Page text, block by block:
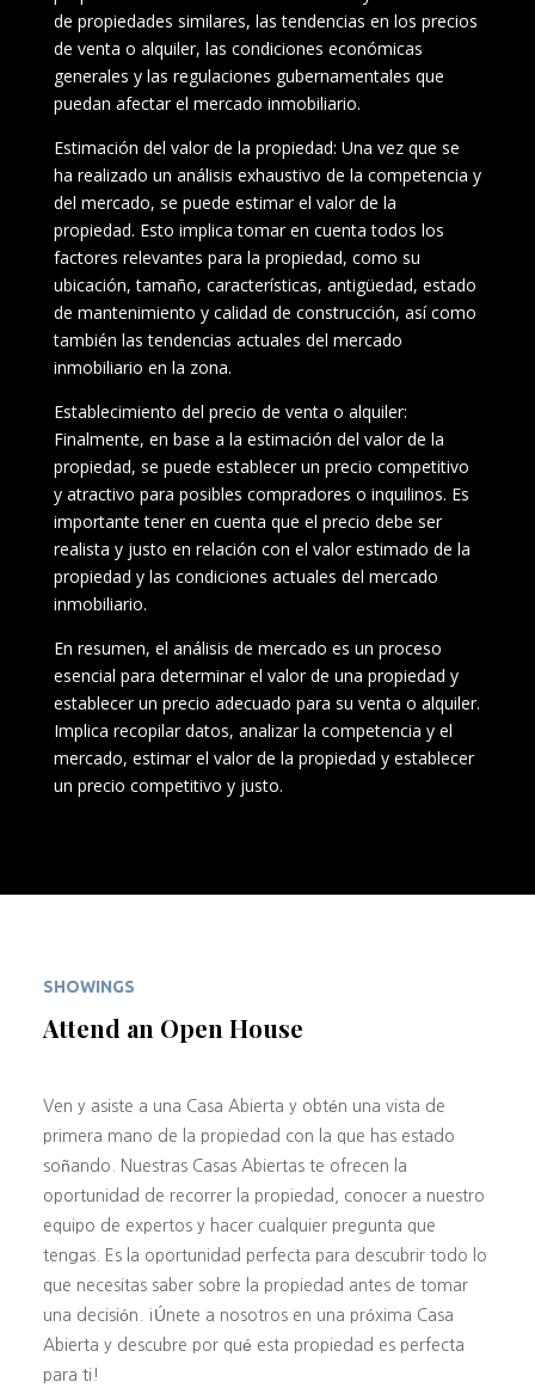
de propiedades similares, las tendencias en los precios
de venta o alquiler, las condiciones económicas
generales y las regulaciones gubernamentales que
puedan afectar el mercado inmobiliario.
Estimación del valor de la propiedad: Una vez que se
ha realizado un análisis exhaustivo de la competencia y
del mercado, se puede estimar el valor de la
propiedad. Esto implica tomar en cuenta todos los
factores relevantes para la propiedad, como su
ubicación, tamaño, características, antigüedad, estado
de mantenimiento y calidad de construcción, así como
también las tendencias actuales del mercado
inmobiliario en la zona.
Establecimiento del precio de venta o alquiler:
Finalmente, en base a la estimación del valor de la
propiedad, se puede establecer un precio competitivo
y atractivo para posibles compradores o inquilinos. Es
importante tener en cuenta que el precio debe ser
realista y justo en relación con el valor estimado de la
propiedad y las condiciones actuales del mercado
inmobiliario.
En resumen, el análisis de mercado es un proceso
esencial para determinar el valor de una propiedad y
establecer un precio adecuado para su venta o alquiler.
Implica recopilar datos, analizar la competencia y el
mercado, estimar el valor de la propiedad y establecer
un precio competitivo y justo.
SHOWINGS
Attend an Open House
Ven y asiste a una Casa Abierta y obtén una vista de
primera mano de la propiedad con la que has estado
soñando. Nuestras Casas Abiertas te ofrecen la
oportunidad de recorrer la propiedad, conocer a nuestro
equipo de expertos y hacer cualquier pregunta que
tengas. Es la oportunidad perfecta para descubrir todo lo
que necesitas saber sobre la propiedad antes de tomar
una decisión. ¡Únete a nosotros en una próxima Casa
Abierta y descubre por qué esta propiedad es perfecta
para ti!